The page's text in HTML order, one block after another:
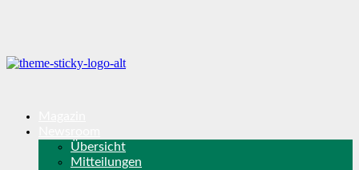
Übersicht
Mitteilungen